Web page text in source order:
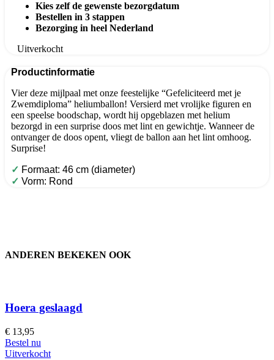
Kies zelf de gewenste bezorgdatum
Bestellen in 3 stappen
Bezorging in heel Nederland
Uitverkocht
Productinformatie
Vier deze mijlpaal met onze feestelijke “Gefeliciteerd met je
Zwemdiploma” heliumballon! Versierd met vrolijke figuren en
een speelse boodschap, wordt hij opgeblazen met helium
bezorgd in een surprise doos met lint en gewichtje. Wanneer de
ontvanger de doos opent, vliegt de ballon aan het lint omhoog.
Surprise!
✓ Formaat: 46 cm (diameter)
✓ Vorm: Rond
ANDEREN BEKEKEN OOK
Hoera geslaagd
€ 13,95
Bestel nu
Uitverkocht